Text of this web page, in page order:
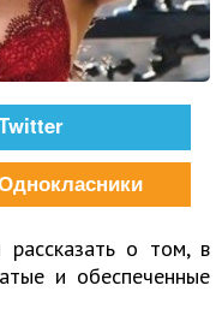
о том, в
и обеспеченные